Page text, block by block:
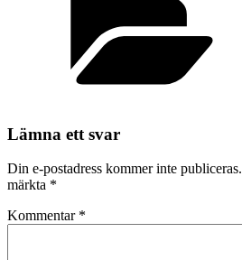
Lämna ett svar
Din e-postadress kommer inte publiceras.
märkta *
Kommentar *